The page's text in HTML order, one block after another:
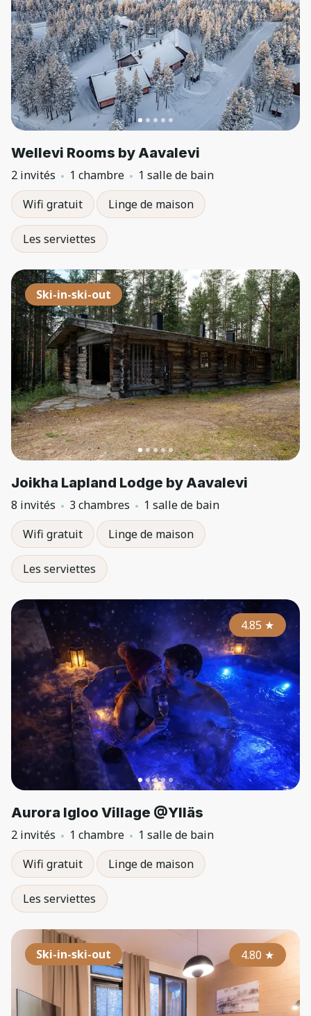
Wellevi Rooms by Aavalevi
2 invités 1 chambre
1 salle de bain
Wifi gratuit
Linge de maison
Les serviettes
Ski-in-ski-out
Joikha Lapland Lodge by Aavalevi
8 invités 3 chambres
1 salle de bain
Wifi gratuit
Linge de maison
Les serviettes
4.85 ★
Aurora Igloo Village @Ylläs
2 invités 1 chambre
1 salle de bain
Wifi gratuit
Linge de maison
Les serviettes
Ski-in-ski-out 4.80 ★